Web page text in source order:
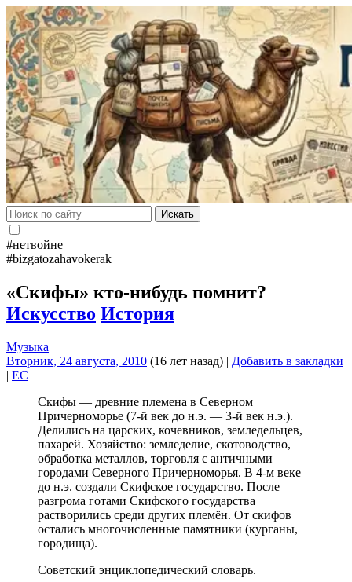
Искать
#нетвойне
#bizgatozahavokerak
«Скифы» кто-нибудь помнит?
Искусство История
Музыка
Вторник, 24 августа, 2010 (16 лет назад) | Добавить в закладки
| EC
Скифы — древние племена в Северном
Причерноморье (7-й век до н.э. — 3-й век н.э.).
Делились на царских, кочевников, земледельцев,
пахарей. Хозяйство: земледелие, скотоводство,
обработка металлов, торговля с античными
городами Северного Причерноморья. В 4-м веке
до н.э. создали Скифское государство. После
разгрома готами Скифского государства
растворились среди других племён. От скифов
остались многочисленные памятники (курганы,
городища).
Советский энциклопедический словарь.